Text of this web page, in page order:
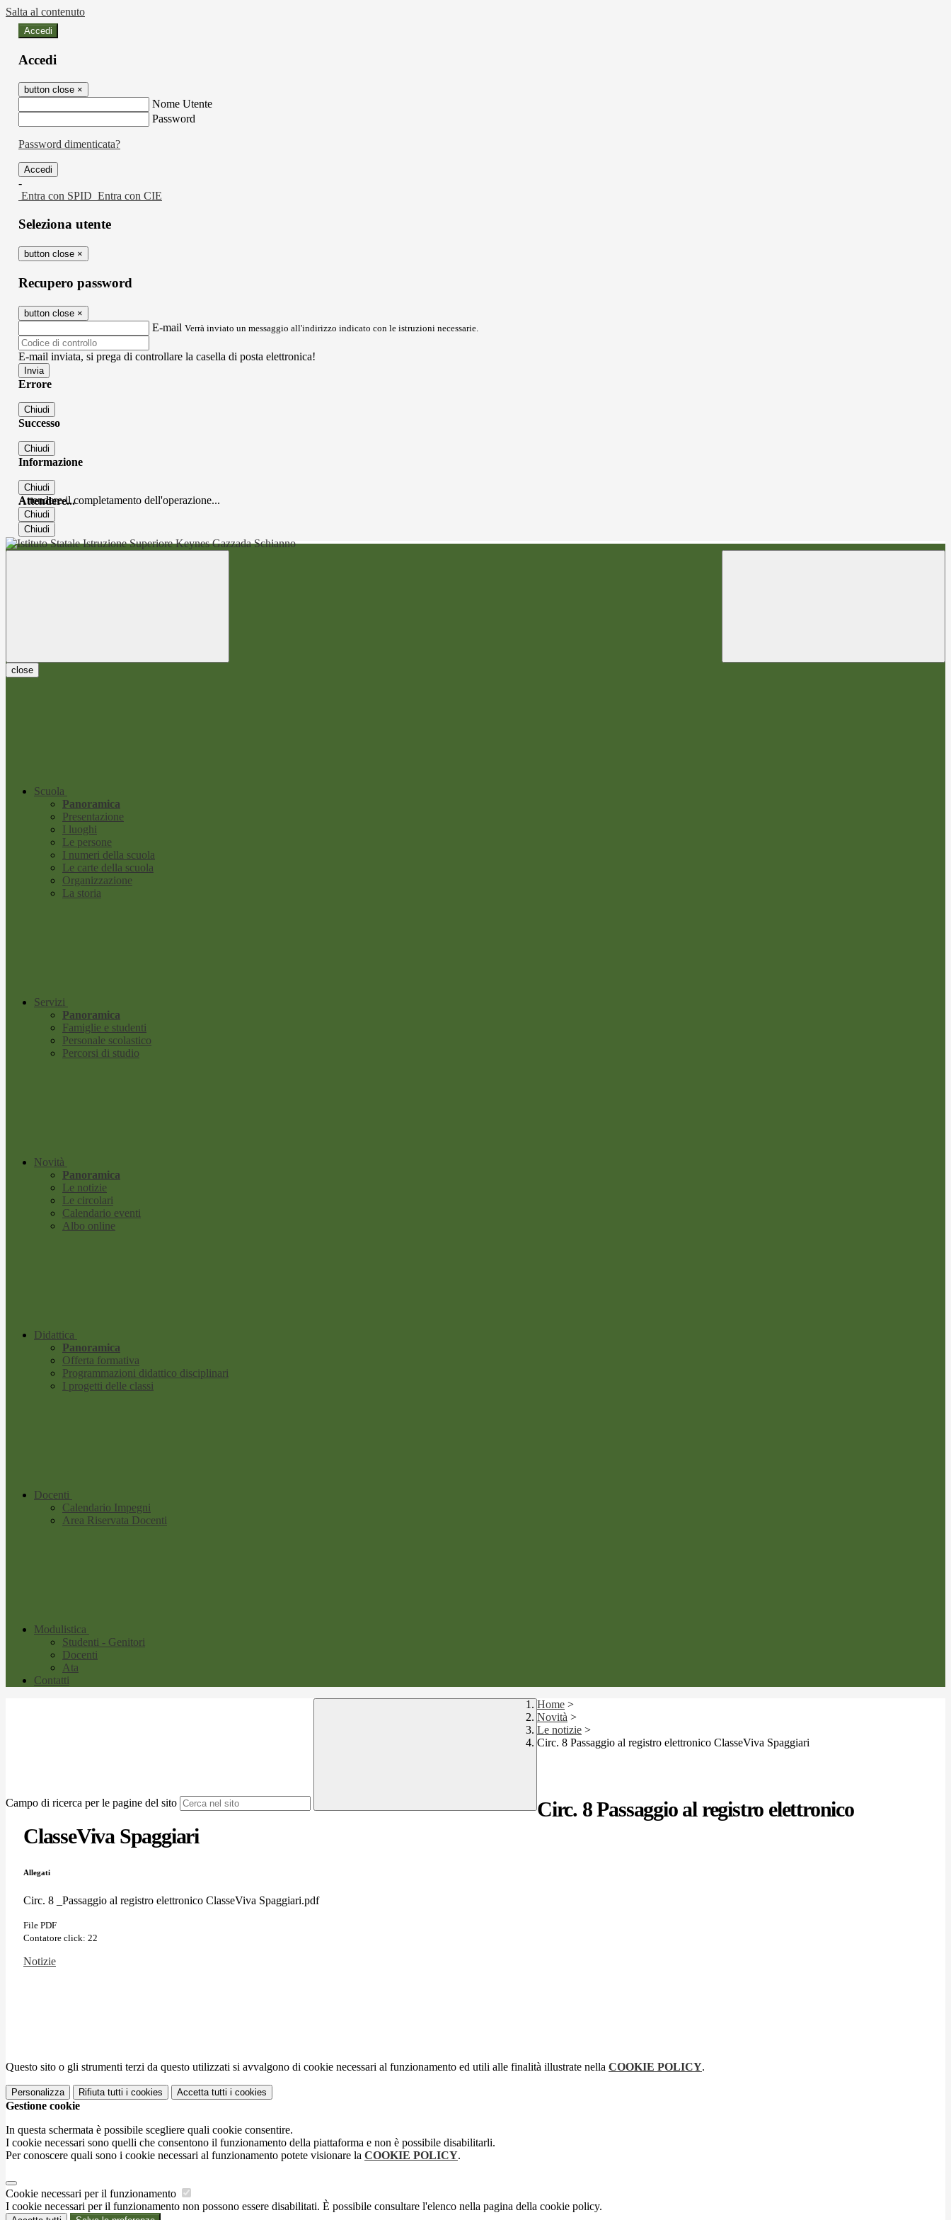
Salta al contenuto
Accedi
Accedi
button close ×
Nome Utente
Password
Password dimenticata?
-
Entra con SPID Entra con CIE
Seleziona utente
button close ×
Recupero password
button close ×
E-mail Verrà inviato un messaggio all'indirizzo indicato con le istruzioni necessarie.
E-mail inviata, si prega di controllare la casella di posta elettronica!
Errore
Chiudi
Successo
Chiudi
Informazione
Chiudi
Attendere...
Attendere il completamento dell'operazione...
Chiudi
Chiudi
close
Scuola
Panoramica
Presentazione
I luoghi
Le persone
I numeri della scuola
Le carte della scuola
Organizzazione
La storia
Servizi
Panoramica
Famiglie e studenti
Personale scolastico
Percorsi di studio
Novità
Panoramica
Le notizie
Le circolari
Calendario eventi
Albo online
Didattica
Panoramica
Offerta formativa
Programmazioni didattico disciplinari
I progetti delle classi
Docenti
Calendario Impegni
Area Riservata Docenti
Modulistica
Studenti - Genitori
Docenti
Ata
Contatti
Campo di ricerca per le pagine del sito
Home >
Novità >
Le notizie >
Circ. 8 Passaggio al registro elettronico ClasseViva Spaggiari
Circ. 8 Passaggio al registro elettronico
ClasseViva Spaggiari
Allegati
Circ. 8 _Passaggio al registro elettronico ClasseViva Spaggiari.pdf
File PDF
Contatore click: 22
Notizie
Questo sito o gli strumenti terzi da questo utilizzati si avvalgono di cookie necessari al funzionamento ed utili alle finalità illustrate nella COOKIE POLICY.
Personalizza Rifiuta tutti i cookies Accetta tutti i cookies
Gestione cookie
In questa schermata è possibile scegliere quali cookie consentire.
I cookie necessari sono quelli che consentono il funzionamento della piattaforma e non è possibile disabilitarli.
Per conoscere quali sono i cookie necessari al funzionamento potete visionare la COOKIE POLICY.
Cookie necessari per il funzionamento
I cookie necessari per il funzionamento non possono essere disabilitati. È possibile consultare l'elenco nella pagina della cookie policy.